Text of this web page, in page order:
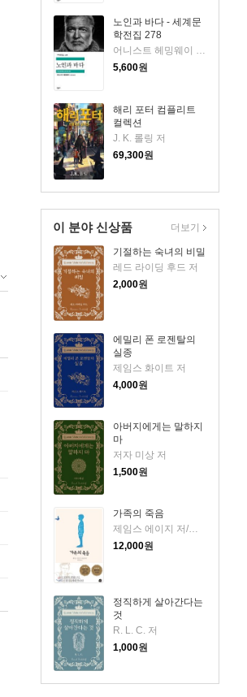
노인과 바다 - 세계문
학전집 278
어니스트 헤밍웨이 저/김욱동 역
5,600원
해리 포터 컴플리트
컬렉션
J. K. 롤링 저
69,300원
이 분야 신상품
기절하는 숙녀의 비밀
레드 라이딩 후드 저
2,000원
에밀리 폰 로젠탈의
실종
제임스 화이트 저
4,000원
아버지에게는 말하지
마
저자 미상 저
1,500원
가족의 죽음
제임스 에이지 저/문희경 역
12,000원
정직하게 살아간다는
것
R. L. C. 저
1,000원
더보기